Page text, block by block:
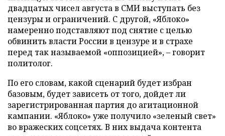
двадцатых чисел августа в СМИ выступать без
цензуры и ограничений. С другой, «Яблоко»
намеренно подставляют под снятие с целью
обвинить власти России в цензуре и в страхе
перед так называемой «оппозицией», – говорит
политолог.
По его словам, какой сценарий будет избран
базовым, будет зависеть от того, дойдет ли
зарегистрированная партия до агитационной
кампании. «Яблоко» уже получило «зеленый свет»
во вражеских соцсетях. В них выдача контента